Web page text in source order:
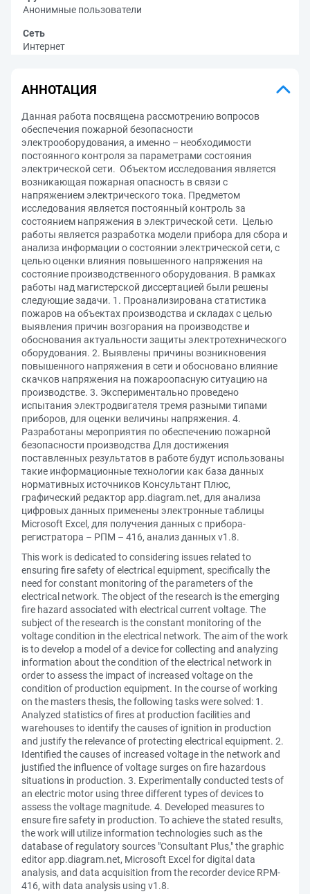
Анонимные пользователи
Сеть
Интернет
АННОТАЦИЯ
Данная работа посвящена рассмотрению вопросов
обеспечения пожарной безопасности
электрооборудования, а именно – необходимости
постоянного контроля за параметрами состояния
электрической сети. Объектом исследования является
возникающая пожарная опасность в связи с
напряжением электрического тока. Предметом
исследования является постоянный контроль за
состоянием напряжения в электрической сети. Целью
работы является разработка модели прибора для сбора и
анализа информации о состоянии электрической сети, с
целью оценки влияния повышенного напряжения на
состояние производственного оборудования. В рамках
работы над магистерской диссертацией были решены
следующие задачи. 1. Проанализирована статистика
пожаров на объектах производства и складах с целью
выявления причин возгорания на производстве и
обоснования актуальности защиты электротехнического
оборудования. 2. Выявлены причины возникновения
повышенного напряжения в сети и обосновано влияние
скачков напряжения на пожароопасную ситуацию на
производстве. 3. Экспериментально проведено
испытания электродвигателя тремя разными типами
приборов, для оценки величины напряжения. 4.
Разработаны мероприятия по обеспечению пожарной
безопасности производства Для достижения
поставленных результатов в работе будут использованы
такие информационные технологии как база данных
нормативных источников Консультант Плюс,
графический редактор app.diagram.net, для анализа
цифровых данных применены электронные таблицы
Microsoft Excel, для получения данных с прибора-
регистратора – РПМ – 416, анализ данных v1.8.
This work is dedicated to considering issues related to
ensuring fire safety of electrical equipment, specifically the
need for constant monitoring of the parameters of the
electrical network. The object of the research is the emerging
fire hazard associated with electrical current voltage. The
subject of the research is the constant monitoring of the
voltage condition in the electrical network. The aim of the work
is to develop a model of a device for collecting and analyzing
information about the condition of the electrical network in
order to assess the impact of increased voltage on the
condition of production equipment. In the course of working
on the masters thesis, the following tasks were solved: 1.
Analyzed statistics of fires at production facilities and
warehouses to identify the causes of ignition in production
and justify the relevance of protecting electrical equipment. 2.
Identified the causes of increased voltage in the network and
justified the influence of voltage surges on fire hazardous
situations in production. 3. Experimentally conducted tests of
an electric motor using three different types of devices to
assess the voltage magnitude. 4. Developed measures to
ensure fire safety in production. To achieve the stated results,
the work will utilize information technologies such as the
database of regulatory sources "Consultant Plus," the graphic
editor app.diagram.net, Microsoft Excel for digital data
analysis, and data acquisition from the recorder device RPM-
416, with data analysis using v1.8.